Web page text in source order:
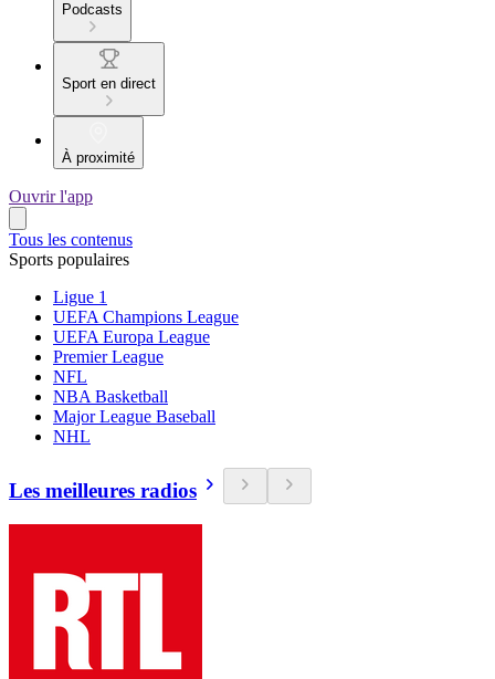
Podcasts
Sport en direct
À proximité
Ouvrir l'app
Tous les contenus
Sports populaires
Ligue 1
UEFA Champions League
UEFA Europa League
Premier League
NFL
NBA Basketball
Major League Baseball
NHL
Les meilleures radios